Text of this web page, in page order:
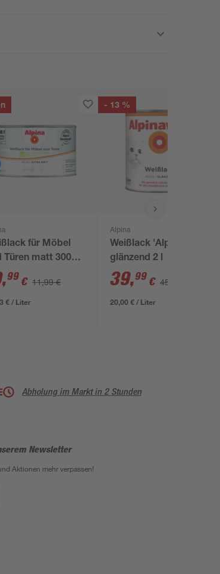
für Möbel
Türen matt 300
,99 € 11,99 €
€ / Liter
- 13 %
Alpina
Weißlack 'Alpinaweiß'
glänzend 2 l
39,99 € 45,99 €
20,00 € / Liter
Abholung im Markt in 2 Stunden
Newsletter
Aktionen mehr verpassen!